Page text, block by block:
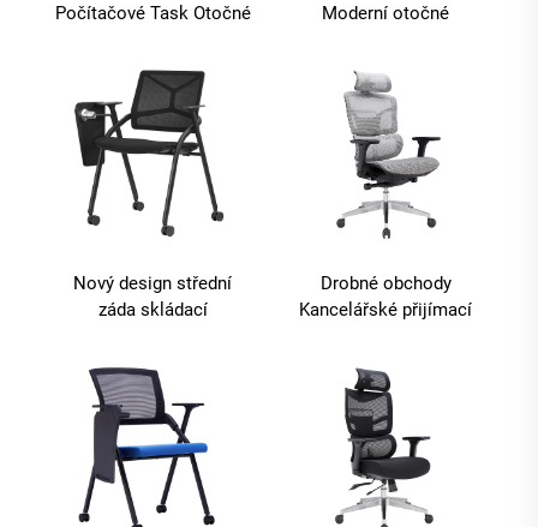
Počítačové Task Otočné
Pohodlná síťovina
Ergonomická
kancelářská židle
Moderní otočné
Manažerská
Kancelářská židle Sillas
De Oficina Kancelářská
nábytek
Nový design střední
záda skládací
židle židle student s
písemným tabletem
Drobné obchody
Kancelářské přijímací
Pohodlné Sítě Levná
Počítačová Manažerská
Učitelská kancelářská
židle pro dospělé